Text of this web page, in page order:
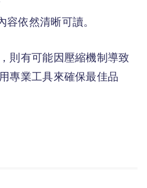
依然清晰可讀。
則有可能因壓縮機制導致
專業工具來確保最佳品